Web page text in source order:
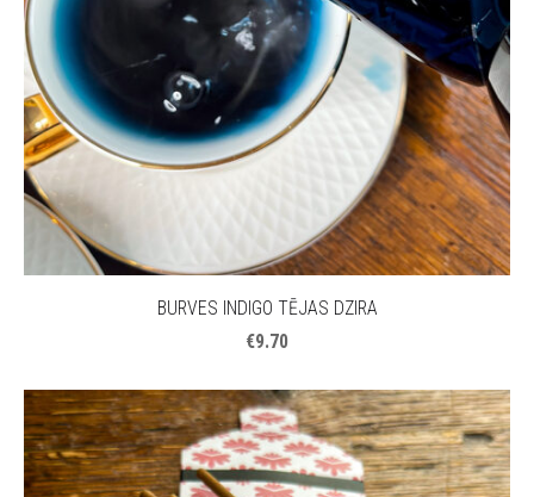
BURVES INDIGO TĒJAS DZIRA
€9.70